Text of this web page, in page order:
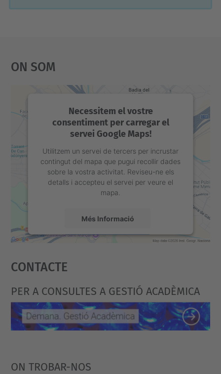
On Som
Necessitem el vostre
consentiment per carregar el
servei Google Maps!
Utilitzem un servei de tercers per incrustar
contingut del mapa que pugui recollir dades
sobre la vostra activitat. Reviseu-ne els
detalls i accepteu el servei per veure el
mapa.
Més Informació
powered by
Contacte
PER A CONSULTES A GESTIÓ ACADÈMICA
ON TROBAR-NOS